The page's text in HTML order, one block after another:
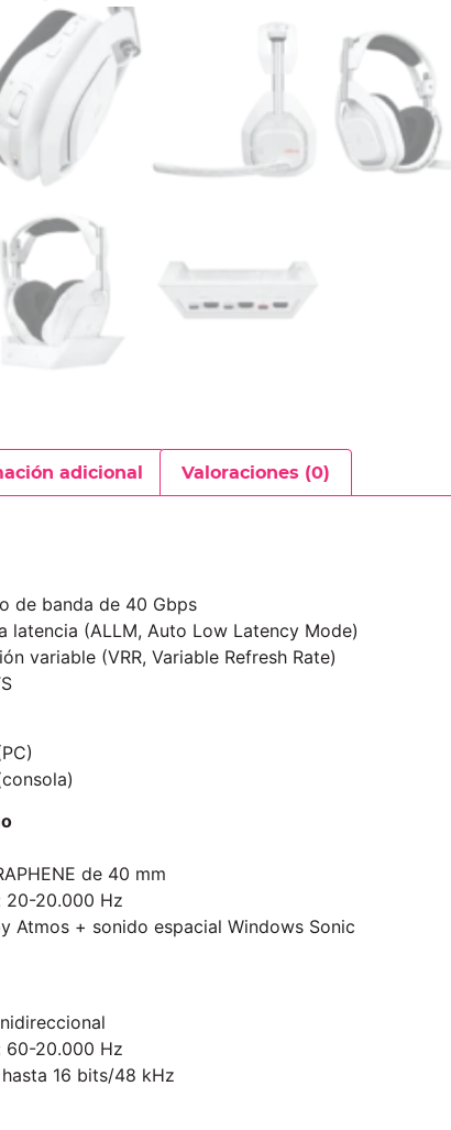
adicional Valoraciones (0)
de banda de 40 Gbps
latencia (ALLM, Auto Low Latency Mode)
variable (VRR, Variable Refresh Rate)
de 40 mm
20-20.000 Hz
Atmos + sonido espacial Windows Sonic
60-20.000 Hz
16 bits/48 kHz